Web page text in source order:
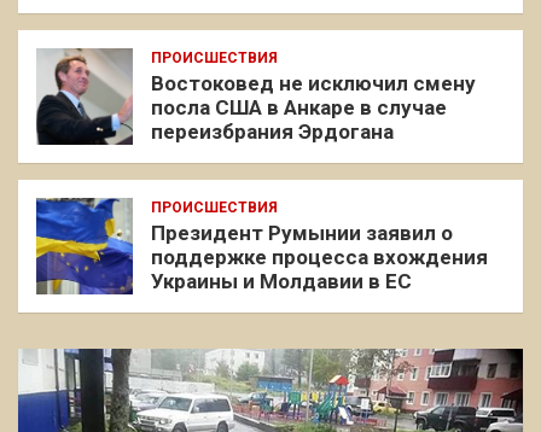
ПРОИСШЕСТВИЯ
Востоковед не исключил смену
посла США в Анкаре в случае
переизбрания Эрдогана
ПРОИСШЕСТВИЯ
Президент Румынии заявил о
поддержке процесса вхождения
Украины и Молдавии в ЕС